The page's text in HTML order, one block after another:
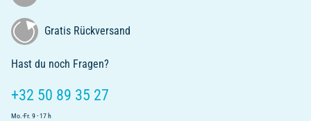
Gratis Rückversand
Hast du noch Fragen?
+32 50 89 35 27
Mo.-Fr. 9 - 17 h